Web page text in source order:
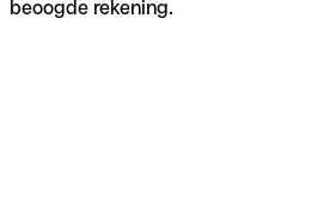
beoogde rekening.